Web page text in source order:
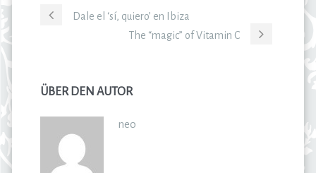
Dale el ‘sí, quiero’ en Ibiza
The “magic” of Vitamin C
ÜBER DEN AUTOR
neo